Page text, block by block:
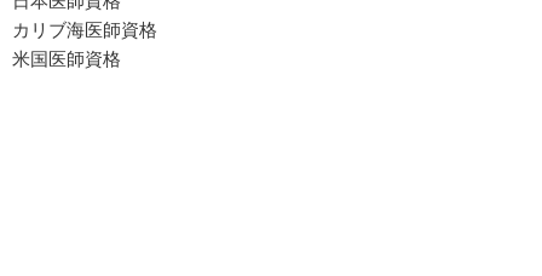
カリブ海医師資格
米国医師資格